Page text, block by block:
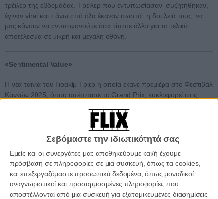
Σεβόμαστε την ιδιωτικότητά σας
Εμείς και οι συνεργάτες μας αποθηκεύουμε και/ή έχουμε
πρόσβαση σε πληροφορίες σε μια συσκευή, όπως τα cookies,
και επεξεργαζόμαστε προσωπικά δεδομένα, όπως μοναδικοί
αναγνωριστικοί και προσαρμοσμένες πληροφορίες που
αποστέλλονται από μια συσκευή για εξατομικευμένες διαφημίσεις
τρέιλερ της εβδομάδας. Τρέιλερ που εντυπωσίασαν, συζητήθηκαν,
έγιναν viral και πάνω από όλα έκαναν σωστά τη δουλειά τους: να
μας κάνουν να ανυπομονούμε όσο τίποτε άλλο για το τελικό
αποτέλεσμα σε μικρή και μεγάλη οθόνη.
«Sentimental Value»
Η νέα ταινία του Γιοακίμ Τρίερ η οποία έκανε πρεμιέρα στο Φεστιβάλ
Καννών 2025, όπου απέσπασε το Grand Prix, κυκλοφορεί στις